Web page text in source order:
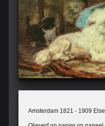
Amsterdam 1821 - 1909